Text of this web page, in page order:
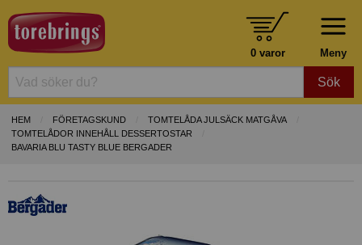
Meny
0 varor
Sök
HEM FÖRETAGSKUND
TOMTELÅDA JULSÄCK MATGÅVA
TOMTELÅDOR INNEHÅLL DESSERTOSTAR
BAVARIA BLU TASTY BLUE BERGADER